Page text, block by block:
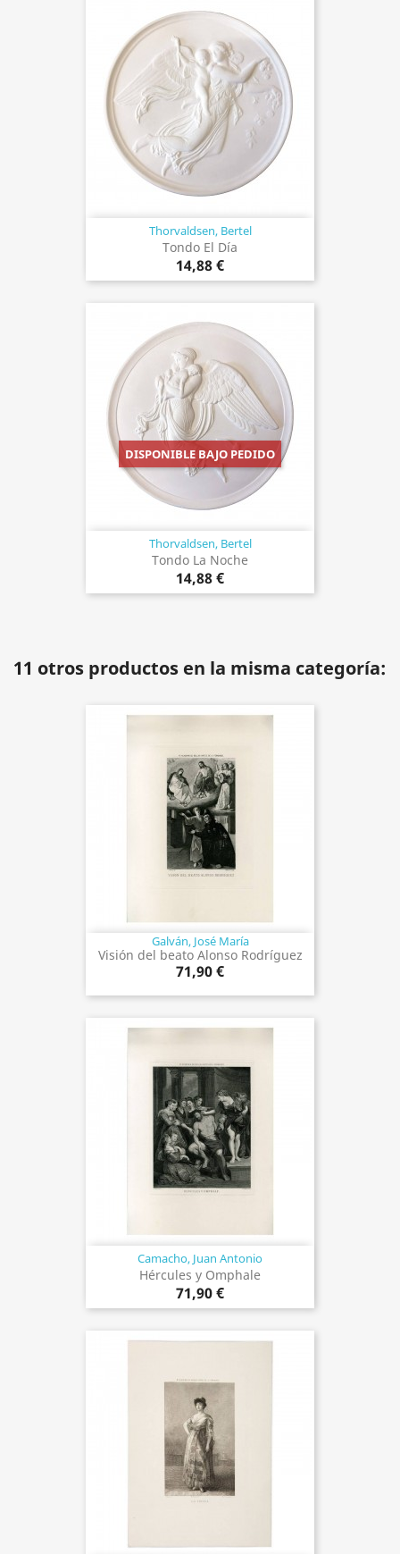
Thorvaldsen, Bertel
Tondo El Día
14,88 €
Thorvaldsen, Bertel
Tondo La Noche
14,88 €
DISPONIBLE BAJO PEDIDO
11 otros productos en la misma categoría:
Galván, José María
Visión del beato Alonso Rodríguez
71,90 €
Camacho, Juan Antonio
Hércules y Omphale
71,90 €